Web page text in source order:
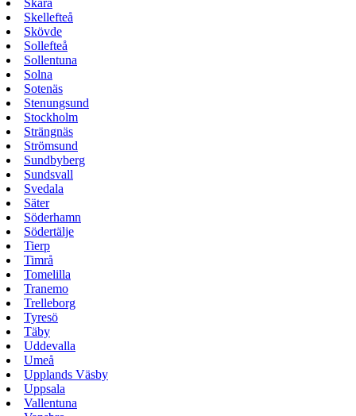
Skara
Skellefteå
Skövde
Sollefteå
Sollentuna
Solna
Sotenäs
Stenungsund
Stockholm
Strängnäs
Strömsund
Sundbyberg
Sundsvall
Svedala
Säter
Söderhamn
Södertälje
Tierp
Timrå
Tomelilla
Tranemo
Trelleborg
Tyresö
Täby
Uddevalla
Umeå
Upplands Väsby
Uppsala
Vallentuna